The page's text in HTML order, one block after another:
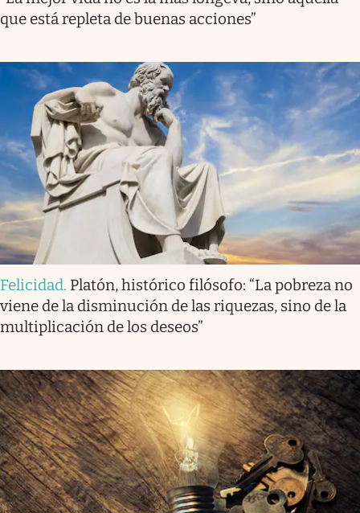
que está repleta de buenas acciones”
Felicidad. Platón, histórico filósofo: “La pobreza no
viene de la disminución de las riquezas, sino de la
multiplicación de los deseos”